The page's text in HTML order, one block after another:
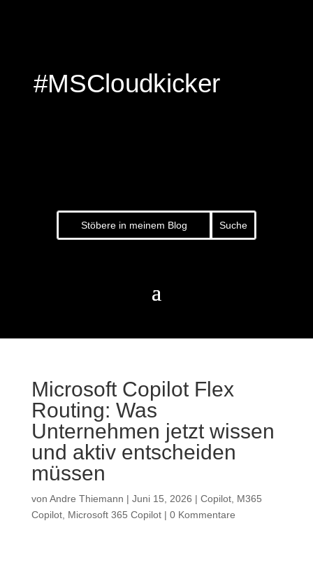
#MSCloudkicker
Microsoft Copilot Flex
Routing: Was
Unternehmen jetzt wissen
und aktiv entscheiden
müssen
von Andre Thiemann | Juni 15, 2026 | Copilot, M365
Copilot, Microsoft 365 Copilot| 0 Kommentare